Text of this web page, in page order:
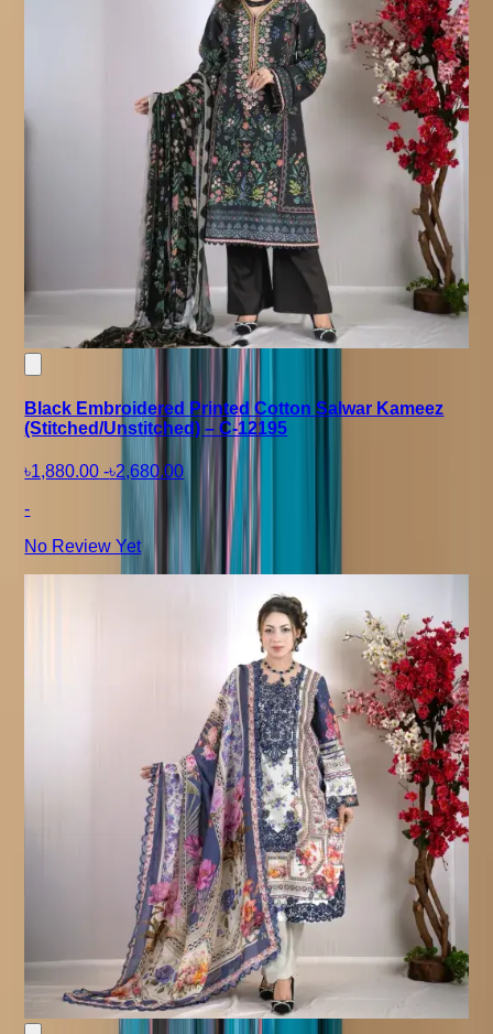
Black Embroidered Printed Cotton Salwar Kameez
(Stitched/Unstitched) – C-12195
৳1,880.00 -৳2,680.00
-
No Review Yet